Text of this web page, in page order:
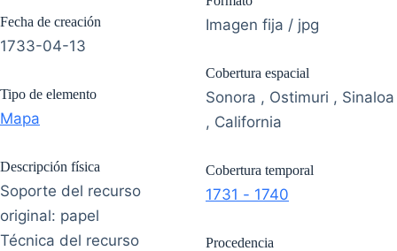
Fecha de creación
1733-04-13
Tipo de elemento
Mapa
Descripción física
Soporte del recurso
original: papel
Técnica del recurso
Imagen fija / jpg
Cobertura espacial
Sonora , Ostimuri , Sinaloa
, California
Cobertura temporal
1731 - 1740
Procedencia